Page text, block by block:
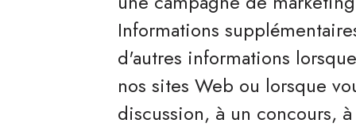
Informations
d'autres informations
nos sites Web ou lorsque
discussion, à un concours,